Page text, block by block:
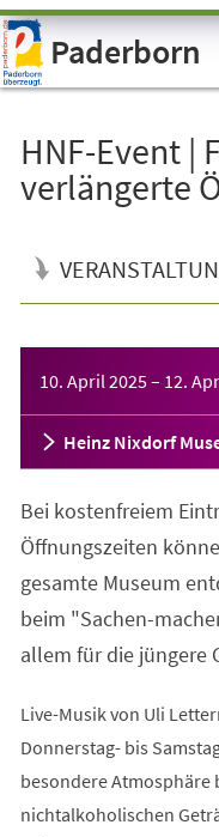
Visuelle
Assistenzsoftware
öffnen.Paderborn
HNF-Event |
verlängerte
10. April 2025– 12.
Heinz Nixdorf
Bei kostenfreiem
Öffnungszeiten
gesamte Museum
beim "Sachen-
allem für die jüngere
Live-Musik von Uli
Donnerstag- bis
besondere Atmosphäre
nichtalkoholischen